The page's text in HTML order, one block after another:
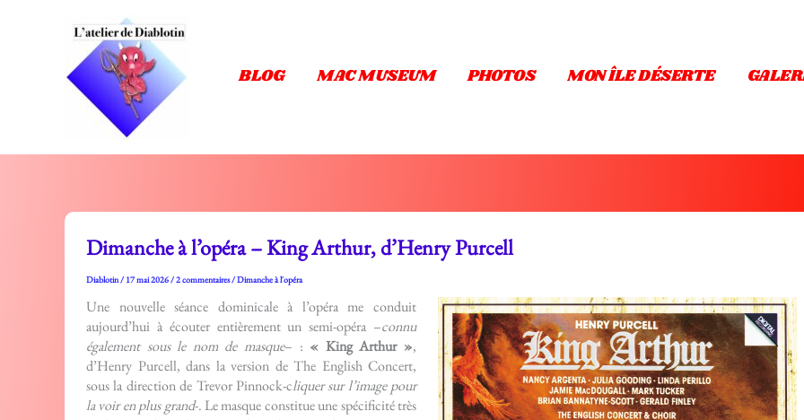
BLOG MAC MUSEUM PHOTOS MON ÎLE DÉSERTE
Dimanche à l’opéra – King Arthur, d’Henry Purcell
Diablotin/ 17 mai 2026/2 commentaires/Dimanche à l'opéra
Une nouvelle séance dominicale à l’opéra me conduit
aujourd’hui à écouter entièrement un semi-opéra –connu
également sous le nom de masque– : « King Arthur »,
d’Henry Purcell, dans la version de The English Concert,
sous la direction de Trevor Pinnock-cliquer sur l’image pour
la voir en plus grand-. Le masque constitue une spécificité très